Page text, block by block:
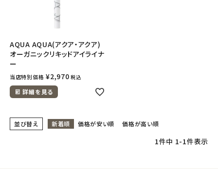
インナー・下着・ナイトウェア
キッチン用品
フード・ドリンク
AQUA AQUA(アクア・アクア)
オーガニックリキッドアイライナ
ー
当店特別価格 ¥2,970 税込
詳細を見る
並び替え 新着順 価格が安い順 価格が高い順
1件中 1-1件表示